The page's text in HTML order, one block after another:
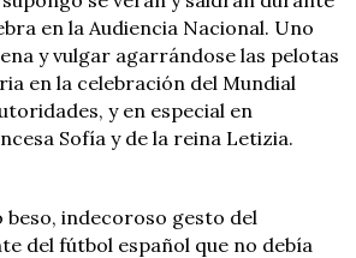
en la Audiencia Nacional. Uno
y vulgar agarrándose las pelotas
en la celebración del Mundial
y en especial en
Sofía y de la reina Letizia.
indecoroso gesto del
del fútbol español que no debía